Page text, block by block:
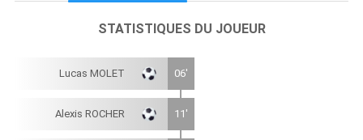
STATISTIQUES DU JOUEUR
Lucas MOLET 06'
Alexis ROCHER 11'